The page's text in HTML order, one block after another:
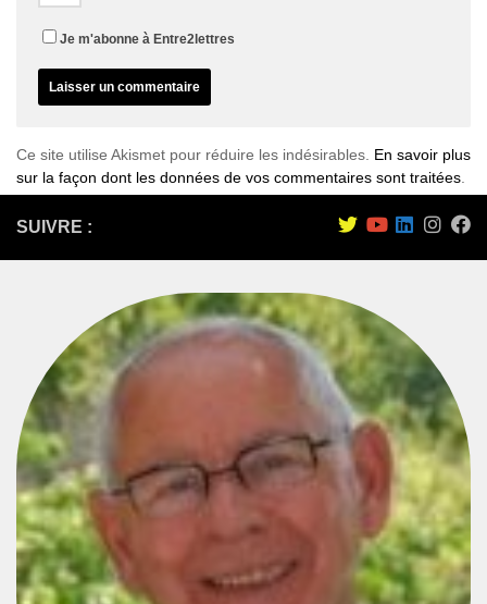
Je m'abonne à Entre2lettres
Ce site utilise Akismet pour réduire les indésirables. En savoir plus
sur la façon dont les données de vos commentaires sont traitées
SUIVRE :